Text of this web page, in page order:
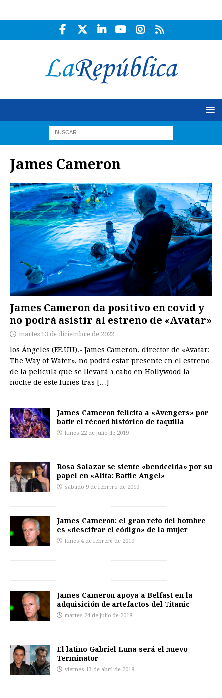
James Cameron
James Cameron da positivo en covid y
no podrá asistir al estreno de «Avatar»
martes 13 de diciembre de 2022
los Ángeles (EE.UU).- James Cameron, director de «Avatar:
The Way of Water», no podrá estar presente en el estreno
de la película que se llevará a cabo en Hollywood la
noche de este lunes tras […]
James Cameron felicita a «Avengers» por
batir el récord histórico de taquilla
lunes 22 de julio de 2019
Rosa Salazar se siente «bendecida» por su
papel en «Alita: Battle Angel»
sábado 9 de febrero de 2019
James Cameron: el gran reto del hombre
es «descifrar el código» de la mujer
lunes 4 de febrero de 2019
James Cameron apoya a Belfast en la
adquisición de artefactos del Titanic
martes 24 de julio de 2018
El latino Gabriel Luna será el nuevo
Terminator
viernes 13 de abril de 2018